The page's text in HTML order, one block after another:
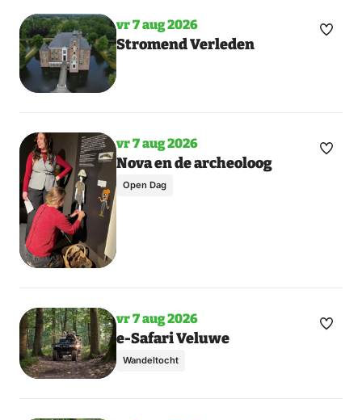
Toon
vr 7 aug 2026
Stromend Verleden
Maak
Toon
meer
vr 7 aug 2026
Nova en de archeoloog
Open Dag
Maak
Toon
meer
vr 7 aug 2026
e-Safari Veluwe
Wandeltocht
Maak